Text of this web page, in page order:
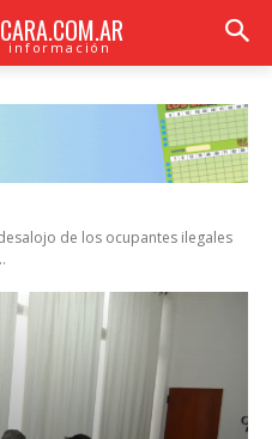
información
de los ocupantes ilegales